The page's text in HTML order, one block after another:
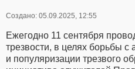
Создано: 05.09.2025, 12:55
Ежегодно 11 сентября
трезвости, в целях борьбы с
и популяризации трезвого